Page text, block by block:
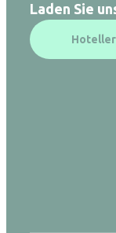
Laden Sie